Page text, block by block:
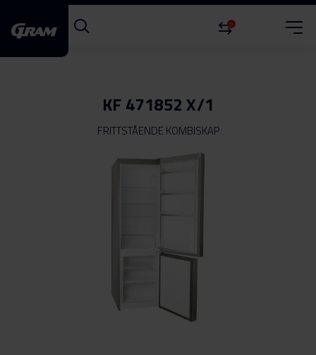
0
KF 471852 X/1
FRITTSTÅENDE KOMBISKAP